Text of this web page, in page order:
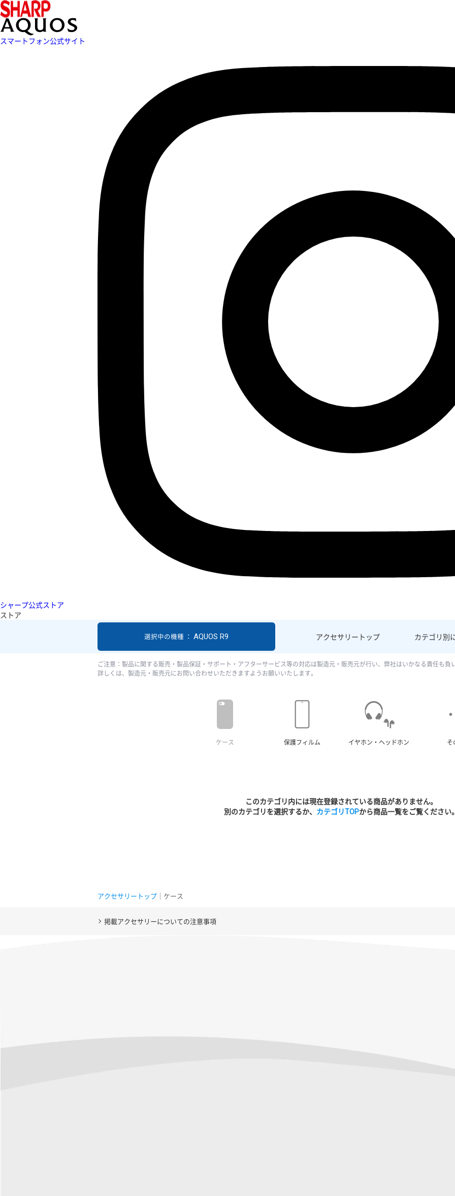
スマートフォン公式サイト
シャープ公式ストア
ストア
アクセサリー トップ カテゴリ別
選択中の機種 ： AQUOS R9
ご注意：製品に関する販売・製品保証・サポート・アフターサービス等の対応は製造元・販売元が行い、弊社はいかなる責任も負
詳しくは、製造元・販売元にお問い合わせいただきますようお願いいたします。
ケース 保護フィルム イヤホン・ヘッドホン そ
このカテゴリ内には現在登録されている商品がありません。
別のカテゴリを選択するか、 カテゴリTOPから商品一覧をご覧ください
アクセサリートップ ｜ケース
掲載アクセサリーについての注意事項